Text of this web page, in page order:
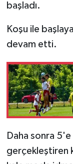
başladı.
Koşu ile
devam etti.
Daha sonra 5'e
gerçekleştiren